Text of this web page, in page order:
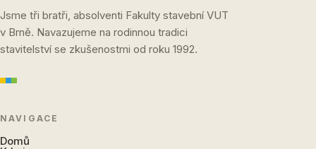
Jsme tři bratři, absolventi Fakulty stavební VUT
v Brně. Navazujeme na rodinnou tradici
stavitelství se zkušenostmi od roku 1992.
NAVIGACE
Domů